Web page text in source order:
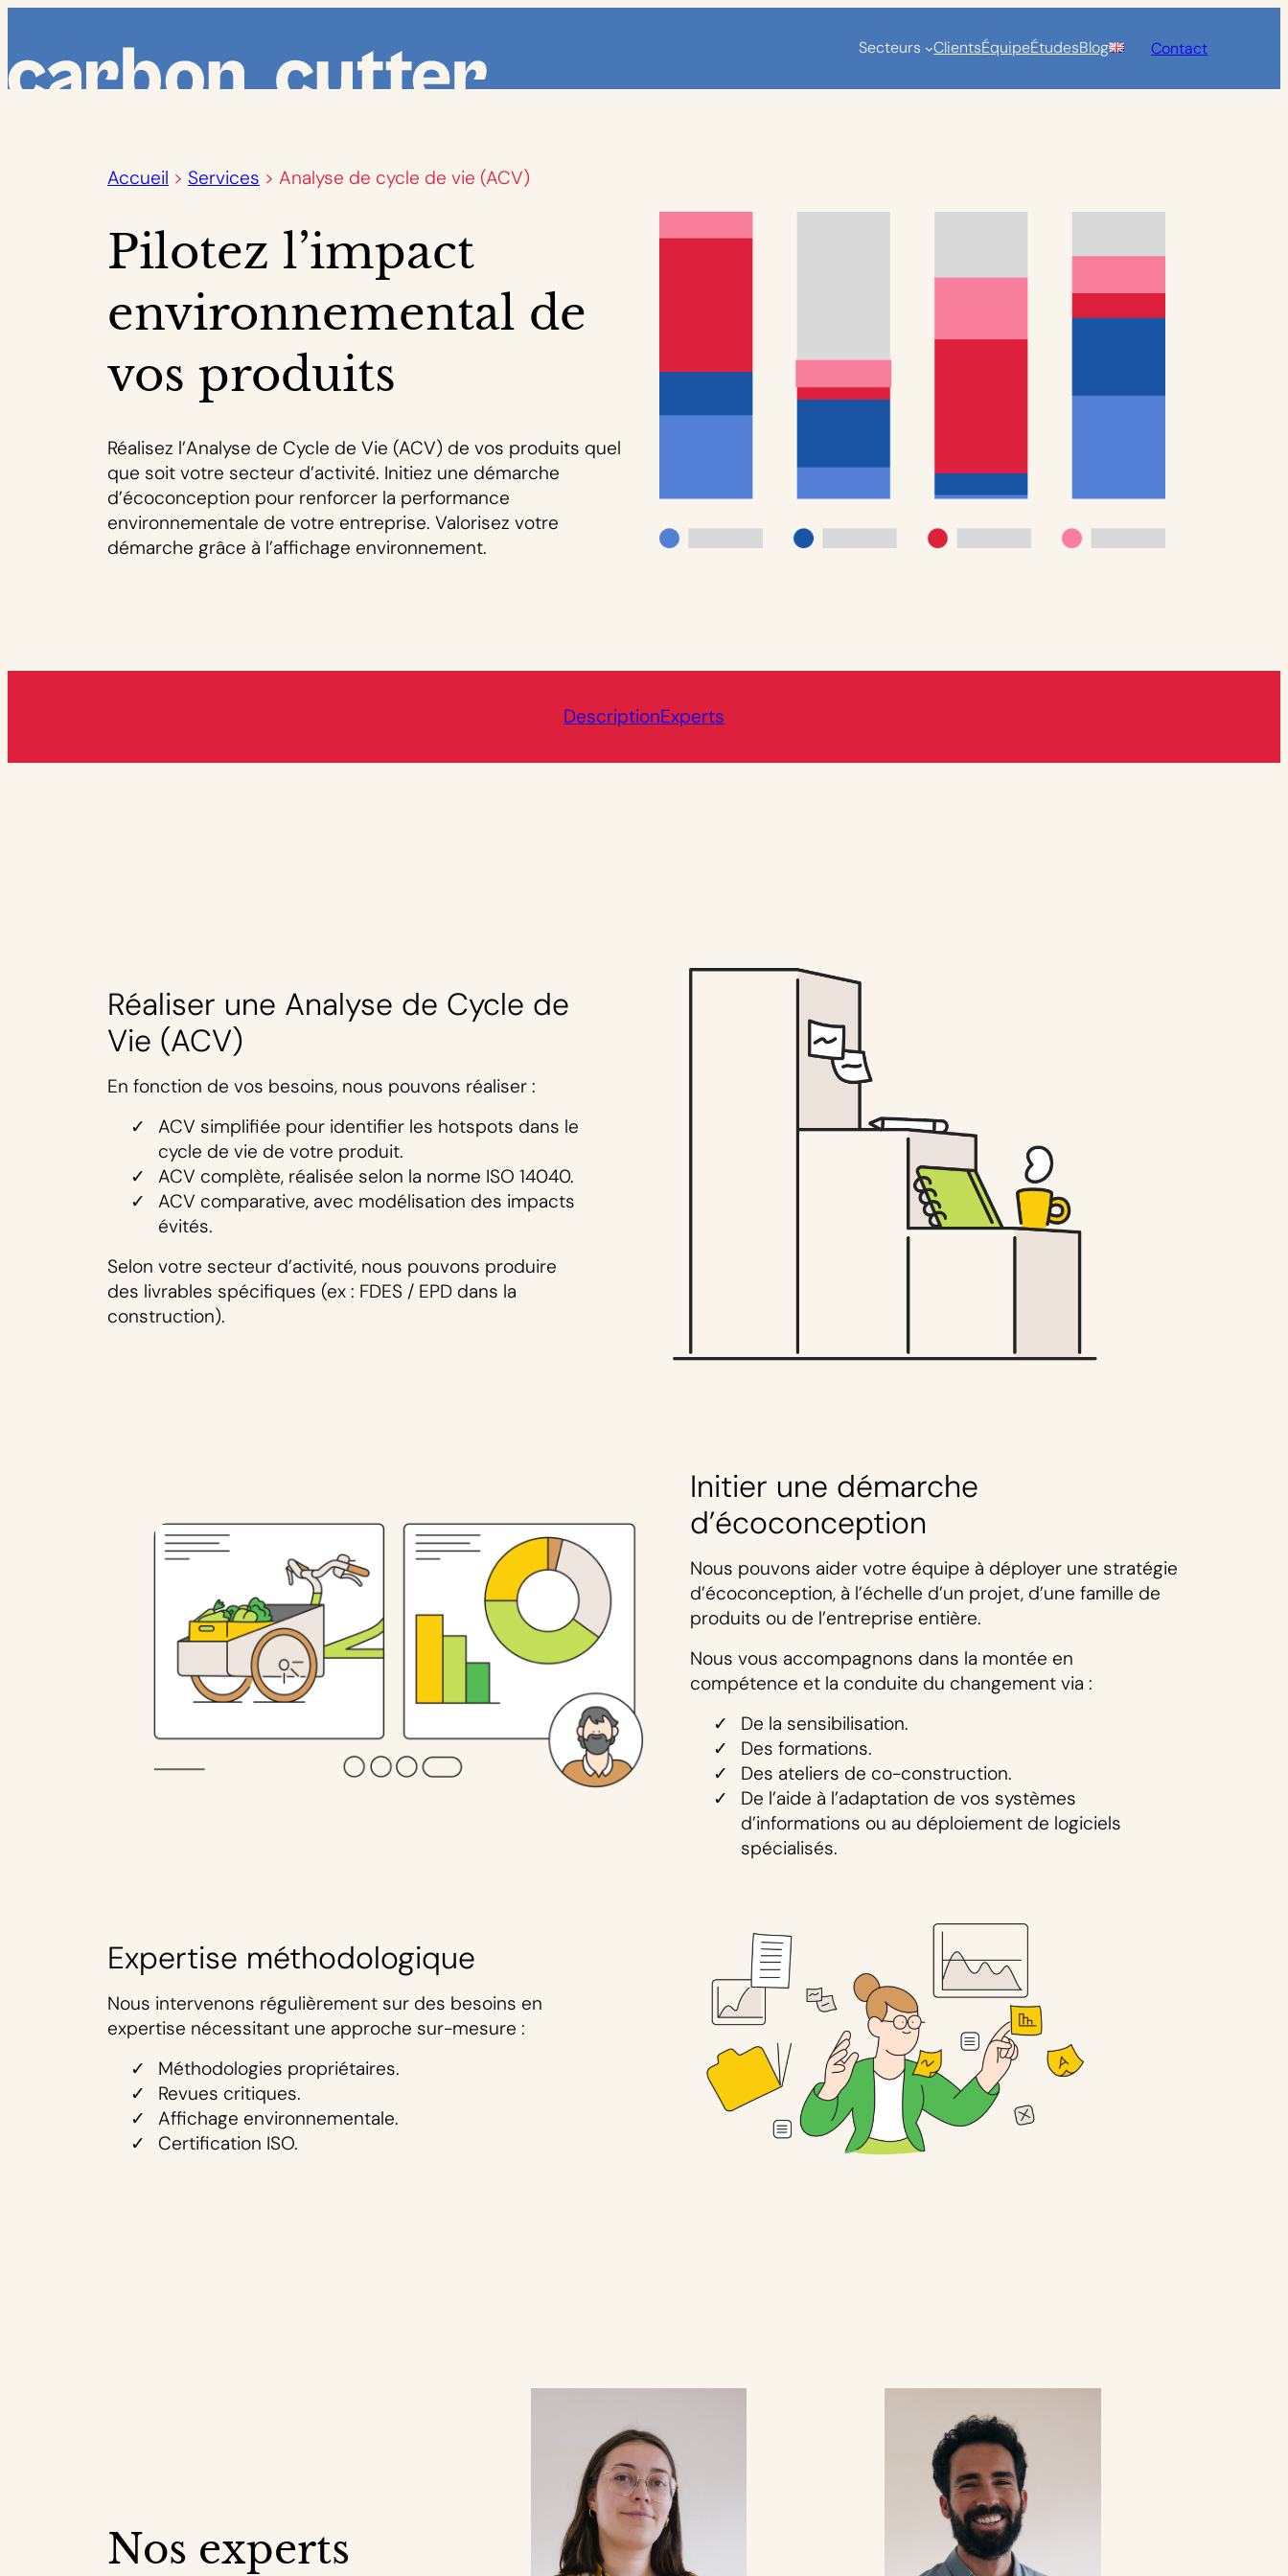
contenu
Secteurs ClientsÉquipeÉtudesBlog Contact
Accueil > Services > Analyse de cycle de vie (ACV)
Pilotez l’impact
environnemental de
vos produits
Réalisez l’Analyse de Cycle de Vie (ACV) de vos produits quel
que soit votre secteur d’activité. Initiez une démarche
d’écoconception pour renforcer la performance
environnementale de votre entreprise. Valorisez votre
démarche grâce à l’affichage environnement.
DescriptionExperts
Réaliser une Analyse de Cycle de
Vie (ACV)
En fonction de vos besoins, nous pouvons réaliser :
ACV simplifiée pour identifier les hotspots dans le
cycle de vie de votre produit.
ACV complète, réalisée selon la norme ISO 14040.
ACV comparative, avec modélisation des impacts
évités.
Selon votre secteur d’activité, nous pouvons produire
des livrables spécifiques (ex : FDES / EPD dans la
construction).
Initier une démarche
d’écoconception
Nous pouvons aider votre équipe à déployer une stratégie
d’écoconception, à l’échelle d’un projet, d’une famille de
produits ou de l’entreprise entière.
Nous vous accompagnons dans la montée en
compétence et la conduite du changement via :
De la sensibilisation.
Des formations.
Des ateliers de co-construction.
De l’aide à l’adaptation de vos systèmes
d’informations ou au déploiement de logiciels
spécialisés.
Expertise méthodologique
Nous intervenons régulièrement sur des besoins en
expertise nécessitant une approche sur-mesure :
Méthodologies propriétaires.
Revues critiques.
Affichage environnementale.
Certification ISO.
Nos experts